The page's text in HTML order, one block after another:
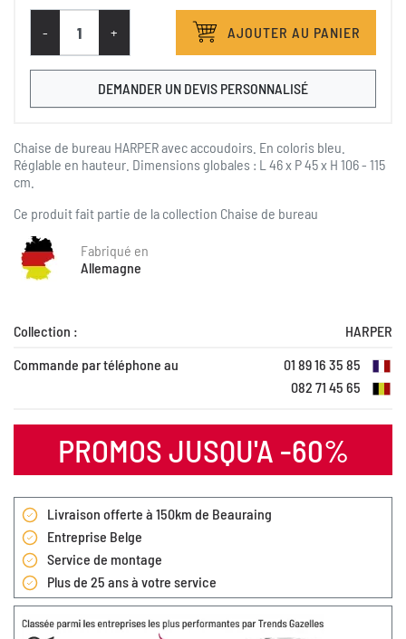
- + AJOUTER AU PANIER
DEMANDER UN DEVIS PERSONNALISÉ
Chaise de bureau HARPER avec accoudoirs. En coloris bleu.
Réglable en hauteur. Dimensions globales : L 46 x P 45 x H 106 - 115
cm.
Ce produit fait partie de la collection Chaise de bureau
Fabriqué en
Allemagne
Collection :
HARPER
Commande par téléphone au
01 89 16 35 85
082 71 45 65
PROMOS JUSQU'A -60%
Livraison offerte à 150km de Beauraing
Entreprise Belge
Service de montage
Plus de 25 ans à votre service